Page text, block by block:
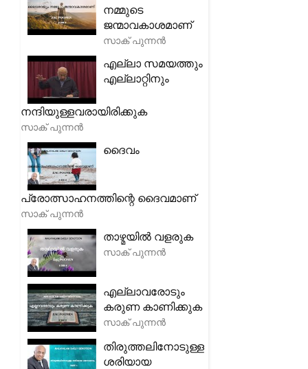
നമ്മുടെ
ജന്മാവകാശമാണ്
സാക് പുന്നൻ
എല്ലാ സമയത്തും
എല്ലാറ്റിനും
നന്ദിയുള്ളവരായിരിക്കുക
സാക് പുന്നൻ
ദൈവം
പ്രോത്സാഹനത്തിന്റെ ദൈവമാണ്
സാക് പുന്നൻ
താഴ്മയിൽ വളരുക
സാക് പുന്നൻ
എല്ലാവരോടും
കരുണ കാണിക്കുക
സാക് പുന്നൻ
തിരുത്തലിനോടുള്ള
ശരിയായ